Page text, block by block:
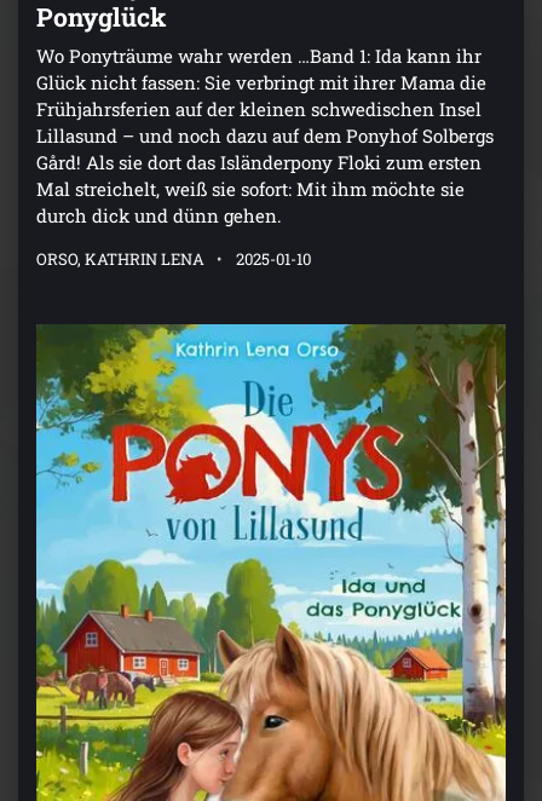
Ponyglück
Wo Ponyträume wahr werden …Band 1: Ida kann ihr
Glück nicht fassen: Sie verbringt mit ihrer Mama die
Frühjahrsferien auf der kleinen schwedischen Insel
Lillasund – und noch dazu auf dem Ponyhof Solbergs
Gård! Als sie dort das Isländerpony Floki zum ersten
Mal streichelt, weiß sie sofort: Mit ihm möchte sie
durch dick und dünn gehen.
ORSO, KATHRIN LENA 2025-01-10